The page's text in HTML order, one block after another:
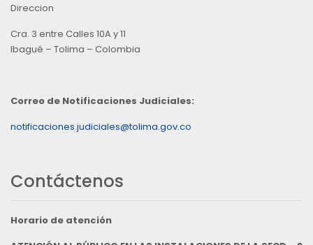
Direccion
Cra. 3 entre Calles 10A y 11
Ibagué – Tolima – Colombia
Correo de Notificaciones Judiciales:
notificaciones.judiciales@tolima.gov.co
Contáctenos
Horario de atención